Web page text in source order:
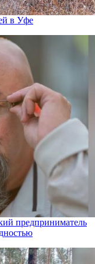
в Уфе
предприниматель